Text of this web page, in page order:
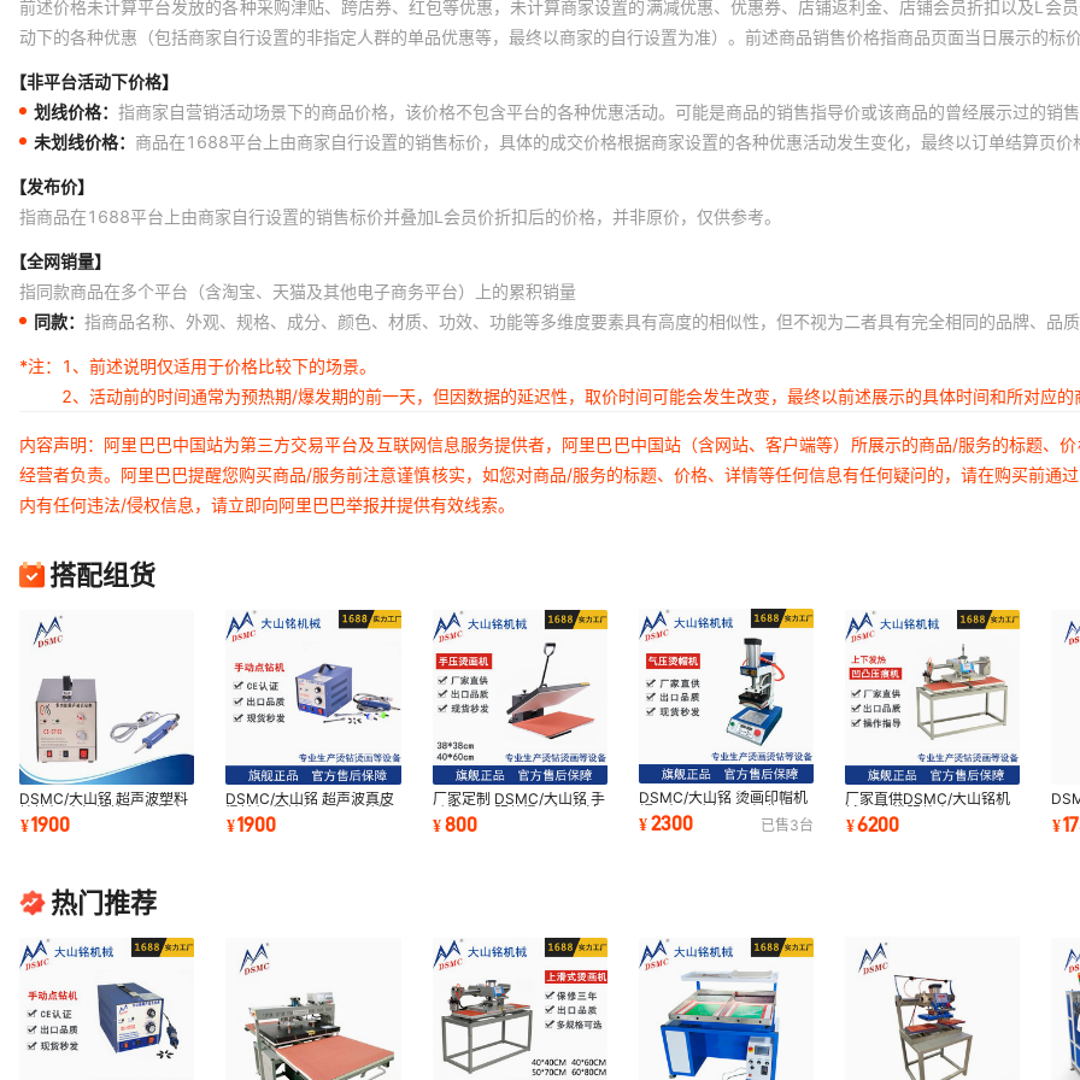
前述价格未计算平台发放的各种采购津贴、跨店券、红包等优惠，未计算商家设置的满减优惠、优惠券、店铺返利金、店铺会员折扣以及L会
动下的各种优惠（包括商家自行设置的非指定人群的单品优惠等，最终以商家的自行设置为准）。前述商品销售价格指商品页面当日展示的
【非平台活动下价格】
划线价格： 指商家自营销活动场景下的商品价格，该价格不包含平台的各种优惠活动。可能是商品的销售指导价或该商品的曾经展示过的销
未划线价格： 商品在1688平台上由商家自行设置的销售标价，具体的成交价格根据商家设置的各种优惠活动发生变化，最终以订单结算页价
【发布价】
指商品在1688平台上由商家自行设置的销售标价并叠加L会员价折扣后的价格，并非原价，仅供参考。
【全网销量】
指同款商品在多个平台（含淘宝、天猫及其他电子商务平台）上的累积销量
同款： 指商品名称、外观、规格、成分、颜色、材质、功效、功能等多维度要素具有高度的相似性，但不视为二者具有完全相同的品牌、品
*注：
1、前述说明仅适用于价格比较下的场景。
2、活动前的时间通常为预热期/爆发期的前一天，但因数据的延迟性，取价时间可能会发生改变，最终以前述展示的具体时间和所对应的
内容声明：阿里巴巴中国站为第三方交易平台及互联网信息服务提供者，阿里巴巴中国站（含网站、客户端等）所展示的商品/服务的标题、
经营者负责。阿里巴巴提醒您购买商品/服务前注意谨慎核实，如您对商品/服务的标题、价格、详情等任何信息有任何疑问的，请在购买前通
内有任何违法/侵权信息，请立即向阿里巴巴举报并提供有效线索。
搭配组货
DSMC/大山铭 超声波塑料
熔接机 商标焊接机 裁片定
位机
¥1900
DSMC/大山铭 超声波真皮
烫钻机 烫钻机厂家 皮革烫
钻设备
¥1900
厂家定制 DSMC/大山铭 手
动烫画机 服装烫图机 热转
印小型烫画机
¥800
DSMC/大山铭 烫画印帽机
帽子机器个性DIY创业机器
热转印烤帽机
¥2300 已售3台
厂家直供DSMC/大山铭机
械 尼龙带服装表面凹凸
Logo压痕机
¥6200 ¥
热门推荐